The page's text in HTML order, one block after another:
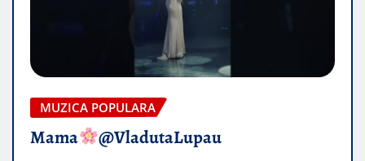
MUZICA POPULARA
Mama @VladutaLupau